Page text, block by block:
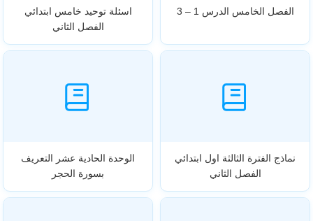
الفصل الخامس الدرس 1 – 3
اسئلة توحيد خامس ابتدائي
الفصل الثاني
نماذج الفترة الثالثة اول ابتدائي
الفصل الثاني
الوحدة الحادية عشر التعريف
بسورة الحجر